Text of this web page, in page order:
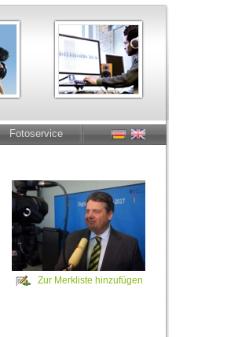
Fotoservice
Zur Merkliste hinzufügen